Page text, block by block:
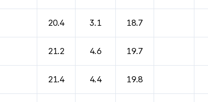
20.4 3.1 18.7
21.2 4.6 19.7
21.4 4.4 19.8